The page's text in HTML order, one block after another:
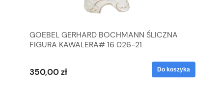
GOEBEL GERHARD BOCHMANN ŚLICZNA
FIGURA KAWALERA# 16 026-21
350,00 zł Do koszyka